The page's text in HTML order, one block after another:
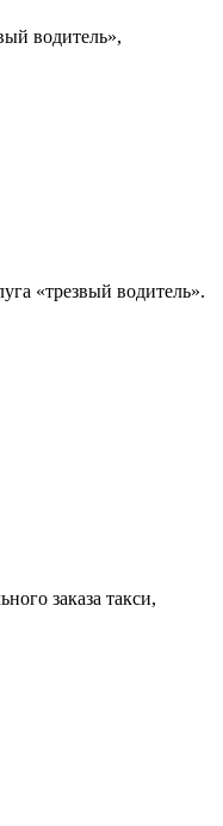
водитель»,
«трезвый водитель».
заказа такси,